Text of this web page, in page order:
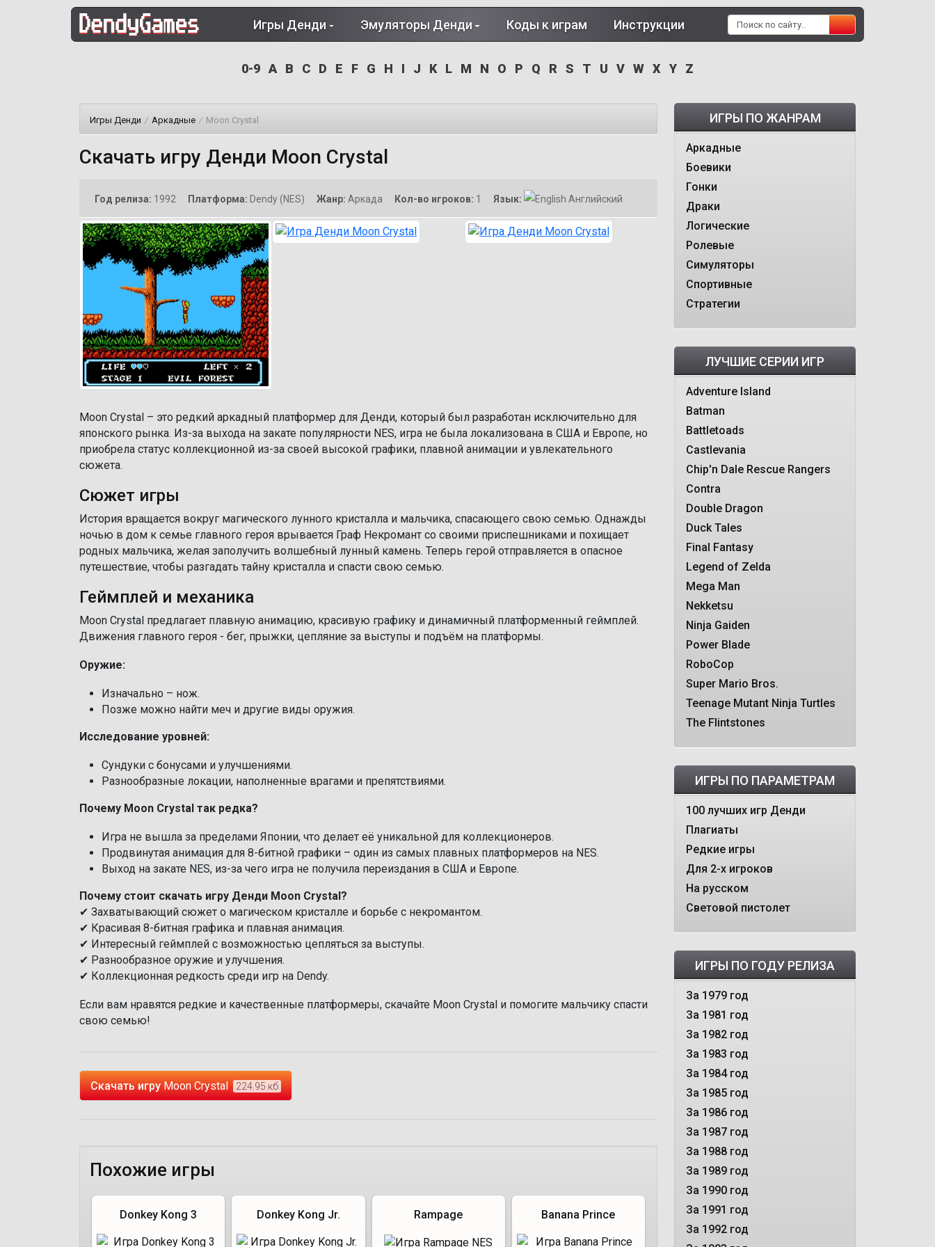
Игры Денди Эмуляторы Денди Коды к играм Инструкции
0-9 A B C D E F G H I J K L M N O P Q R S T U V W X Y Z
Игры Денди / Аркадные / Moon Crystal
Скачать игру Денди Moon Crystal
Год релиза: 1992 Платформа: Dendy (NES) Жанр: Аркада Кол-во игроков: 1 Язык: Английский
Moon Crystal – это редкий аркадный платформер для Денди, который был разработан исключительно для
японского рынка. Из-за выхода на закате популярности NES, игра не была локализована в США и Европе, но
приобрела статус коллекционной из-за своей высокой графики, плавной анимации и увлекательного
сюжета.
Сюжет игры
История вращается вокруг магического лунного кристалла и мальчика, спасающего свою семью. Однажды
ночью в дом к семье главного героя врывается Граф Некромант со своими приспешниками и похищает
родных мальчика, желая заполучить волшебный лунный камень. Теперь герой отправляется в опасное
путешествие, чтобы разгадать тайну кристалла и спасти свою семью.
Геймплей и механика
Moon Crystal предлагает плавную анимацию, красивую графику и динамичный платформенный геймплей.
Движения главного героя - бег, прыжки, цепляние за выступы и подъём на платформы.
Оружие:
Изначально – нож.
Позже можно найти меч и другие виды оружия.
Исследование уровней:
Сундуки с бонусами и улучшениями.
Разнообразные локации, наполненные врагами и препятствиями.
Почему Moon Crystal так редка?
Игра не вышла за пределами Японии, что делает её уникальной для коллекционеров.
Продвинутая анимация для 8-битной графики – один из самых плавных платформеров на NES.
Выход на закате NES, из-за чего игра не получила переиздания в США и Европе.
Почему стоит скачать игру Денди Moon Crystal?
✔ Захватывающий сюжет о магическом кристалле и борьбе с некромантом.
✔ Красивая 8-битная графика и плавная анимация.
✔ Интересный геймплей с возможностью цепляться за выступы.
✔ Разнообразное оружие и улучшения.
✔ Коллекционная редкость среди игр на Dendy.
Если вам нравятся редкие и качественные платформеры, скачайте Moon Crystal и помогите мальчику спасти
свою семью!
Скачать игруMoon Crystal 224.95 кб
Похожие игры
Donkey Kong 3 Donkey Kong Jr. Rampage Banana Prince
ИГРЫ ПО ЖАНРАМ
Аркадные
Боевики
Гонки
Драки
Логические
Ролевые
Симуляторы
Спортивные
Стратегии
ЛУЧШИЕ СЕРИИ ИГР
Adventure Island
Batman
Battletoads
Castlevania
Chip'n Dale Rescue Rangers
Contra
Double Dragon
Duck Tales
Final Fantasy
Legend of Zelda
Mega Man
Nekketsu
Ninja Gaiden
Power Blade
RoboCop
Super Mario Bros.
Teenage Mutant Ninja Turtles
The Flintstones
ИГРЫ ПО ПАРАМЕТРАМ
100 лучших игр Денди
Плагиаты
Редкие игры
Для 2-х игроков
На русском
Световой пистолет
ИГРЫ ПО ГОДУ РЕЛИЗА
За 1979 год
За 1981 год
За 1982 год
За 1983 год
За 1984 год
За 1985 год
За 1986 год
За 1987 год
За 1988 год
За 1989 год
За 1990 год
За 1991 год
За 1992 год